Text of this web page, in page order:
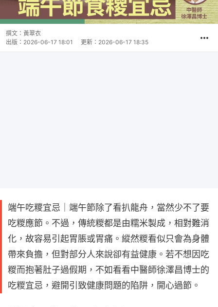
撰文： 黃翠衣
出版： 2026-06-17 18:01 更新： 2026-06-17 18:35
端午吃糭宜忌｜端午節除了看扒龍舟，當然少不了要
吃糉應節。不過，傳統糉都是由糯米製成，相對難消
化，故容易引起胃脹或胃痛。縱然糉看似只會為身體
帶來負擔，但對部分人來說卻有益健康。若不想因吃
糉而抱著肚子過假期，不如看看中醫師徐澤昌博士的
吃糉宜忌，避開引致健康問題的陷阱，開心過節。